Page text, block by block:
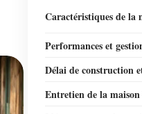
Caractéristiques de la
Performances et
Délai de construction
Entretien de la maison